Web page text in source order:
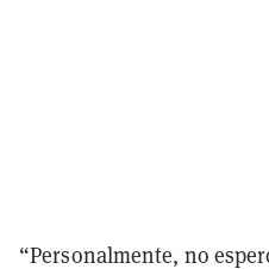
“Personalmente, no